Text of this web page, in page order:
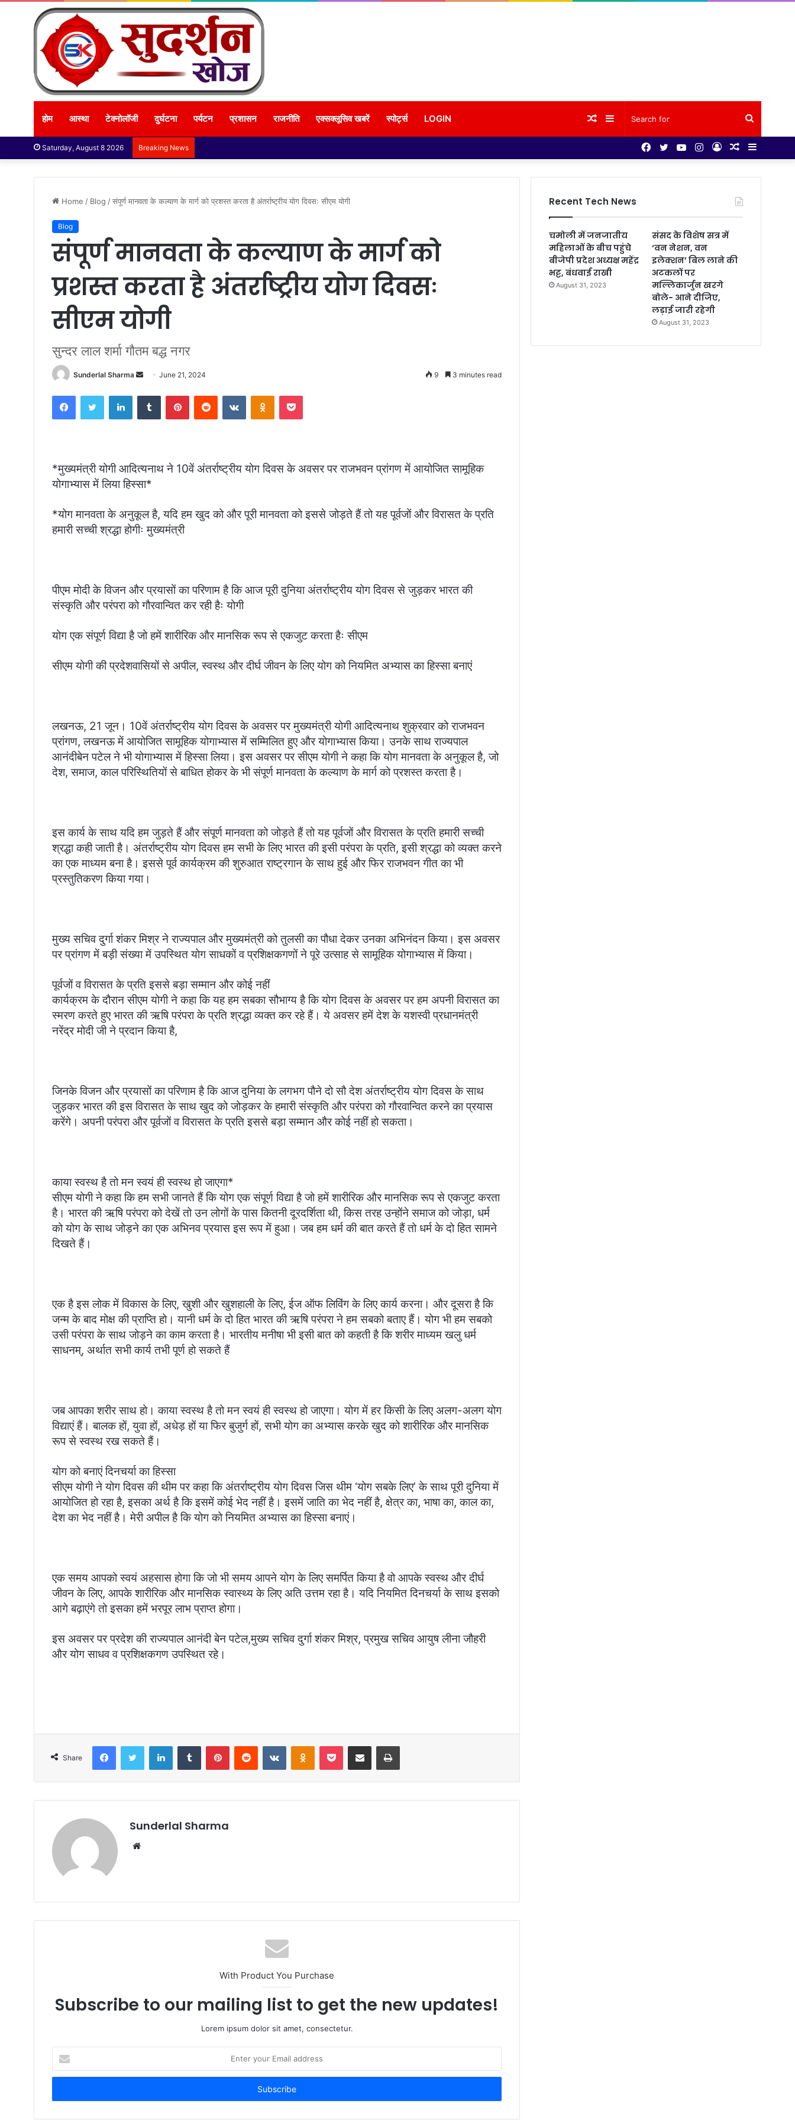
होम आस्था टेक्नोलॉजी दुर्घटना पर्यटन प्रशासन राजनीति एक्सक्लूसिव खबरें स्पोर्ट्स LOGIN
for
Sidebar
Random
Saturday, August 8 2026 Breaking News Sidebar
Random
Log
Instagram
YouTube
Twitter
Facebook
Home / Blog /संपूर्ण मानवता के कल्याण के मार्ग को प्रशस्त करता है अंतर्राष्ट्रीय योग दिवसः सीएम योगी
Blog
संपूर्ण मानवता के कल्याण के मार्ग को
प्रशस्त करता है अंतर्राष्ट्रीय योग दिवसः
सीएम योगी
सुन्दर लाल शर्मा गौतम बद्ध नगर
Sunderlal Sharma
Send
email
June 21, 2024 9 3 minutes read
FacebookTwitter LinkedInTumblr PinterestReddit VKontakteOdnoklassniki
Pocket
*मुख्यमंत्री योगी आदित्यनाथ ने 10वें अंतर्राष्ट्रीय योग दिवस के अवसर पर राजभवन प्रांगण में आयोजित सामूहिक
योगाभ्यास में लिया हिस्सा*
*योग मानवता के अनुकूल है, यदि हम खुद को और पूरी मानवता को इससे जोड़ते हैं तो यह पूर्वजों और विरासत के प्रति
हमारी सच्ची श्रद्धा होगीः मुख्यमंत्री
पीएम मोदी के विजन और प्रयासों का परिणाम है कि आज पूरी दुनिया अंतर्राष्ट्रीय योग दिवस से जुड़कर भारत की
संस्कृति और परंपरा को गौरवान्वित कर रही हैः योगी
योग एक संपूर्ण विद्या है जो हमें शारीरिक और मानसिक रूप से एकजुट करता हैः सीएम
सीएम योगी की प्रदेशवासियों से अपील, स्वस्थ और दीर्घ जीवन के लिए योग को नियमित अभ्यास का हिस्सा बनाएं
लखनऊ, 21 जून। 10वें अंतर्राष्ट्रीय योग दिवस के अवसर पर मुख्यमंत्री योगी आदित्यनाथ शुक्रवार को राजभवन
प्रांगण, लखनऊ में आयोजित सामूहिक योगाभ्यास में सम्मिलित हुए और योगाभ्यास किया। उनके साथ राज्यपाल
आनंदीबेन पटेल ने भी योगाभ्यास में हिस्सा लिया। इस अवसर पर सीएम योगी ने कहा कि योग मानवता के अनुकूल है, जो
देश, समाज, काल परिस्थितियों से बाधित होकर के भी संपूर्ण मानवता के कल्याण के मार्ग को प्रशस्त करता है।
इस कार्य के साथ यदि हम जुड़ते हैं और संपूर्ण मानवता को जोड़ते हैं तो यह पूर्वजों और विरासत के प्रति हमारी सच्ची
श्रद्धा कही जाती है। अंतर्राष्ट्रीय योग दिवस हम सभी के लिए भारत की इसी परंपरा के प्रति, इसी श्रद्धा को व्यक्त करने
का एक माध्यम बना है। इससे पूर्व कार्यक्रम की शुरुआत राष्ट्रगान के साथ हुई और फिर राजभवन गीत का भी
प्रस्तुतिकरण किया गया।
मुख्य सचिव दुर्गा शंकर मिश्र ने राज्यपाल और मुख्यमंत्री को तुलसी का पौधा देकर उनका अभिनंदन किया। इस अवसर
पर प्रांगण में बड़ी संख्या में उपस्थित योग साधकों व प्रशिक्षकगणों ने पूरे उत्साह से सामूहिक योगाभ्यास में किया।
पूर्वजों व विरासत के प्रति इससे बड़ा सम्मान और कोई नहीं
कार्यक्रम के दौरान सीएम योगी ने कहा कि यह हम सबका सौभाग्य है कि योग दिवस के अवसर पर हम अपनी विरासत का
स्मरण करते हुए भारत की ऋषि परंपरा के प्रति श्रद्धा व्यक्त कर रहे हैं। ये अवसर हमें देश के यशस्वी प्रधानमंत्री
नरेंद्र मोदी जी ने प्रदान किया है,
जिनके विजन और प्रयासों का परिणाम है कि आज दुनिया के लगभग पौने दो सौ देश अंतर्राष्ट्रीय योग दिवस के साथ
जुड़कर भारत की इस विरासत के साथ खुद को जोड़कर के हमारी संस्कृति और परंपरा को गौरवान्वित करने का प्रयास
करेंगे। अपनी परंपरा और पूर्वजों व विरासत के प्रति इससे बड़ा सम्मान और कोई नहीं हो सकता।
काया स्वस्थ है तो मन स्वयं ही स्वस्थ हो जाएगा*
सीएम योगी ने कहा कि हम सभी जानते हैं कि योग एक संपूर्ण विद्या है जो हमें शारीरिक और मानसिक रूप से एकजुट करता
है। भारत की ऋषि परंपरा को देखें तो उन लोगों के पास कितनी दूरदर्शिता थी, किस तरह उन्होंने समाज को जोड़ा, धर्म
को योग के साथ जोड़ने का एक अभिनव प्रयास इस रूप में हुआ। जब हम धर्म की बात करते हैं तो धर्म के दो हित सामने
दिखते हैं।
एक है इस लोक में विकास के लिए, खुशी और खुशहाली के लिए, ईज ऑफ लिविंग के लिए कार्य करना। और दूसरा है कि
जन्म के बाद मोक्ष की प्राप्ति हो। यानी धर्म के दो हित भारत की ऋषि परंपरा ने हम सबको बताए हैं। योग भी हम सबको
उसी परंपरा के साथ जोड़ने का काम करता है। भारतीय मनीषा भी इसी बात को कहती है कि शरीर माध्यम खलु धर्म
साधनम्, अर्थात सभी कार्य तभी पूर्ण हो सकते हैं
जब आपका शरीर साथ हो। काया स्वस्थ है तो मन स्वयं ही स्वस्थ हो जाएगा। योग में हर किसी के लिए अलग-अलग योग
विद्याएं हैं। बालक हों, युवा हों, अधेड़ हों या फिर बुजुर्ग हों, सभी योग का अभ्यास करके खुद को शारीरिक और मानसिक
रूप से स्वस्थ रख सकते हैं।
योग को बनाएं दिनचर्या का हिस्सा
सीएम योगी ने योग दिवस की थीम पर कहा कि अंतर्राष्ट्रीय योग दिवस जिस थीम ‘योग सबके लिए’ के साथ पूरी दुनिया में
आयोजित हो रहा है, इसका अर्थ है कि इसमें कोई भेद नहीं है। इसमें जाति का भेद नहीं है, क्षेत्र का, भाषा का, काल का,
देश का भेद नहीं है। मेरी अपील है कि योग को नियमित अभ्यास का हिस्सा बनाएं।
एक समय आपको स्वयं अहसास होगा कि जो भी समय आपने योग के लिए समर्पित किया है वो आपके स्वस्थ और दीर्घ
जीवन के लिए, आपके शारीरिक और मानसिक स्वास्थ्य के लिए अति उत्तम रहा है। यदि नियमित दिनचर्या के साथ इसको
आगे बढ़ाएंगे तो इसका हमें भरपूर लाभ प्राप्त होगा।
इस अवसर पर प्रदेश की राज्यपाल आनंदी बेन पटेल,मुख्य सचिव दुर्गा शंकर मिश्र, प्रमुख सचिव आयुष लीना जौहरी
और योग साधव व प्रशिक्षकगण उपस्थित रहे।
Share
FacebookTwitter LinkedInTumblr PinterestReddit VKontakteOdnoklassniki
Pocket Share via Email Print
Sunderlal Sharma
Website
With Product You Purchase
Subscribe to our mailing list to get the new updates!
Lorem ipsum dolor sit amet, consectetur.
your
Email
Recent Tech News
चमोली में जनजातीय
महिलाओं के बीच पहुंचे
बीजेपी प्रदेश अध्यक्ष महेंद्र
भट्ट, बंधवाई राखी
August 31, 2023
संसद के विशेष सत्र में
‘वन नेशन, वन
इलेक्शन’ बिल लाने की
अटकलों पर
मल्लिकार्जुन खरगे
बोले- आने दीजिए,
लड़ाई जारी रहेगी
August 31, 2023